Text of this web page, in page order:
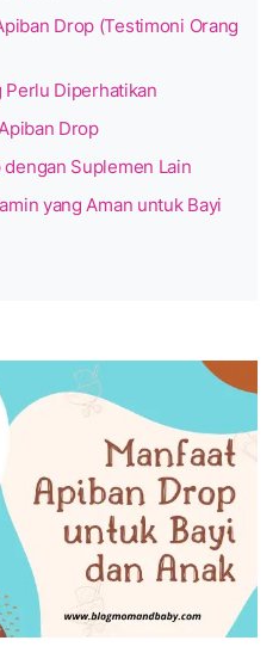
Drop (Testimoni Orang
Perlu Diperhatikan
Drop
Suplemen Lain
yang Aman untuk Bayi